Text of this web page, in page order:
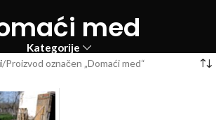
med
Kategorije
Proizvod označen „Domaći med“